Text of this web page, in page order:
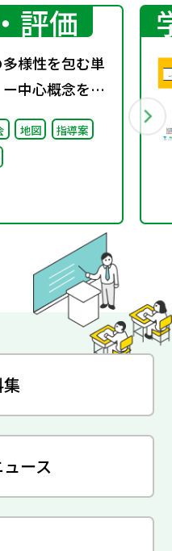
評価
様性を包む単
中心概念をベ
子どもの問い
授業づくりー
地図
指導案
ース